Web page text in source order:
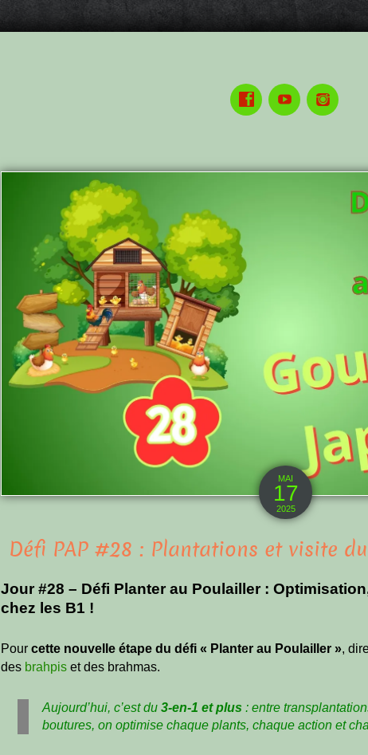
MAI
17
2025
Défi PAP #28 : Plantations et visite
Jour #28 – Défi Planter au Poulailler :
chez les B1 !
Pourcette nouvelle étape du défi « Planter au Poulailler »,
des brahpis et des brahmas.
Aujourd’hui, c’est du 3-en-1 et plus : entre
boutures, on optimise chaque plants, chaque action et